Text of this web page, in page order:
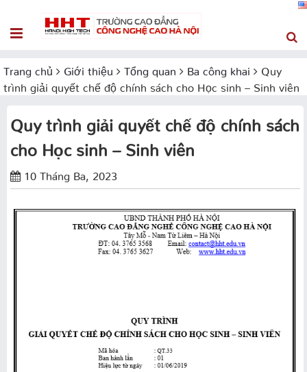
Trang chủ Giới thiệu Tổng quan Ba công khai
Quy
trình giải quyết chế độ chính sách cho Học sinh – Sinh viên
Quy trình giải quyết chế độ chính sách
cho Học sinh – Sinh viên
10 Tháng Ba, 2023